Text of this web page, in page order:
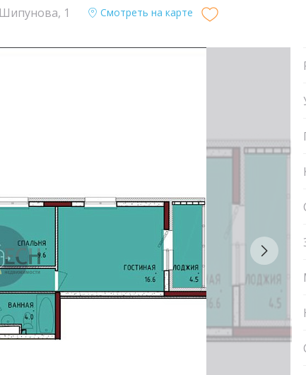
1 Смотреть на карте